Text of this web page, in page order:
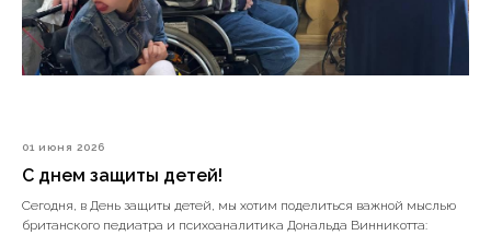
01 июня 2026
С днем защиты детей!
Сегодня, в День защиты детей, мы хотим поделиться важной мыслью
британского педиатра и психоаналитика Дональда Винникотта: